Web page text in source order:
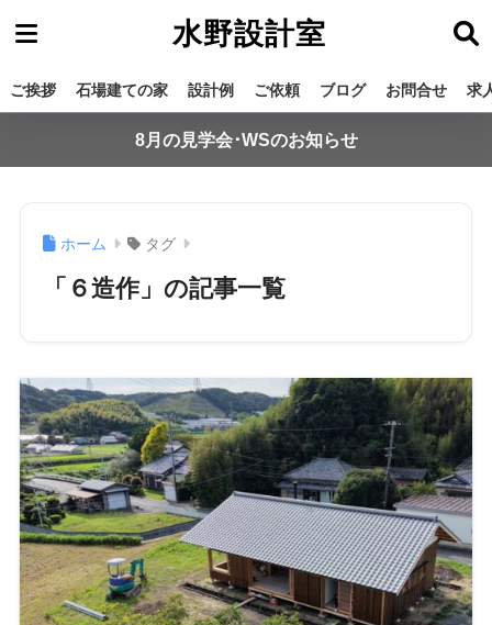
水野設計室
ご挨拶 石場建ての家 設計例 ご依頼 ブログ お問合せ 求
8月の見学会･WSのお知らせ
ホーム タグ
「６造作」の記事一覧